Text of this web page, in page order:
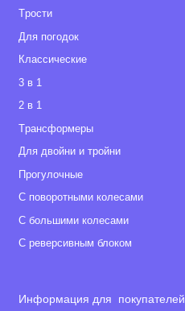
Tрости
Для погодок
Классические
3 в 1
2 в 1
Tрансформеры
Для двойни и тройни
Прогулочные
С поворотными колесами
С большими колесами
С реверсивным блоком
Информация для покупателей